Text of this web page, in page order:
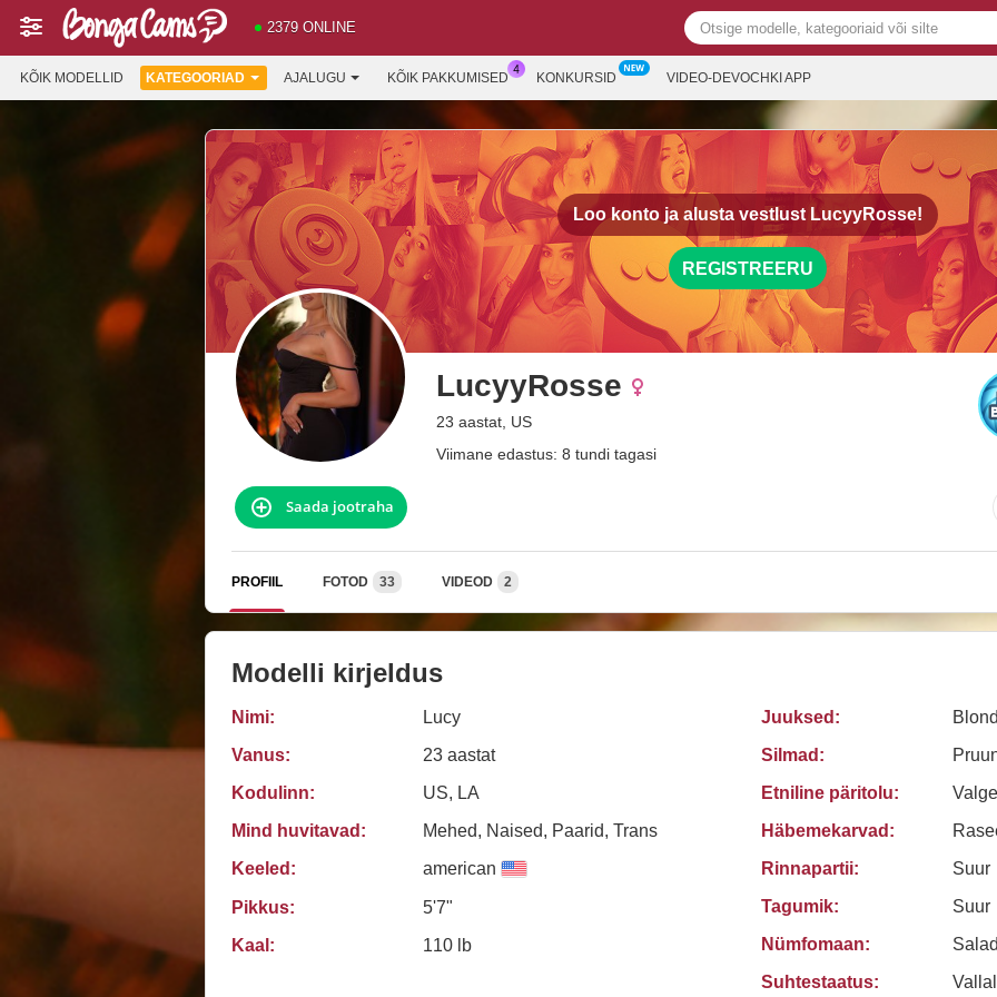
2379 ONLINE
KÕIK MODELLID KATEGOORIAD AJALUGU KÕIK PAKKUMISED KONKURSID VIDEO-DEVOCHKI APP
Loo konto ja alusta vestlust LucyyRosse!
REGISTREERU
LucyyRosse
23 aastat, US
Viimane edastus: 8 tundi tagasi
Saada jootraha
PROFIIL FOTOD 33 VIDEOD 2
Modelli kirjeldus
Nimi:
Lucy
Vanus:
23 aastat
Kodulinn:
US, LA
Mind huvitavad:
Mehed, Naised, Paarid, Trans
Keeled:
american
Pikkus:
5'7"
Kaal:
110 lb
Juuksed:
Silmad:
Etniline päritolu:
Häbemekarvad:
Rinnapartii:
Suur
Tagumik:
Suur
Nümfomaan:
Suhtestaatus: